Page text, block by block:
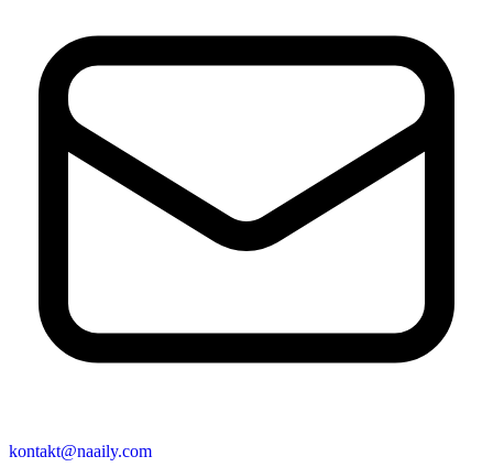
kontakt@naaily.com